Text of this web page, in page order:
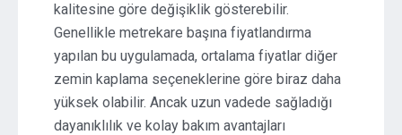
kalitesine göre değişiklik gösterebilir.
Genellikle metrekare başına fiyatlandırma
yapılan bu uygulamada, ortalama fiyatlar diğer
zemin kaplama seçeneklerine göre biraz daha
yüksek olabilir. Ancak uzun vadede sağladığı
dayanıklılık ve kolay bakım avantajları